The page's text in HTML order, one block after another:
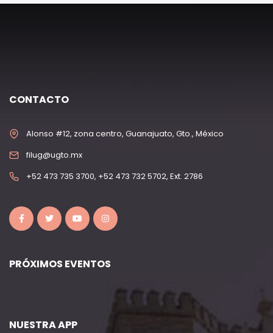
CONTACTO
Alonso #12, zona centro, Guanajuato, Gto., México
filug@ugto.mx
+52 473 735 3700, +52 473 732 5702, Ext. 2786
PRÓXIMOS EVENTOS
NUESTRA APP